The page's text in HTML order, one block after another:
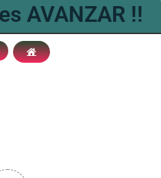
AVANZAR !!